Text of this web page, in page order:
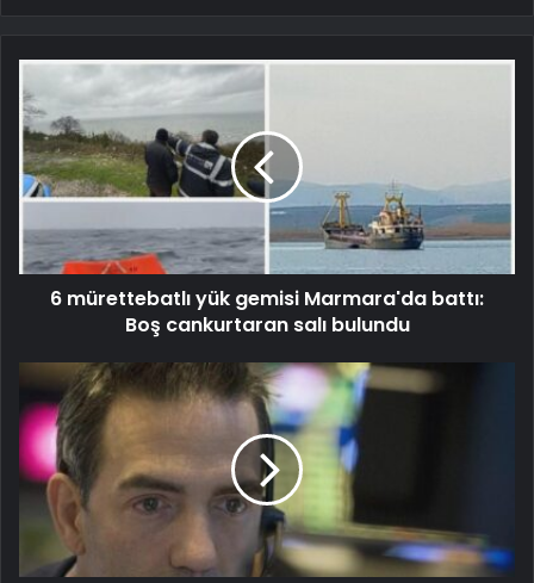
6 mürettebatlı yük gemisi Marmara'da battı:
Boş cankurtaran salı bulundu